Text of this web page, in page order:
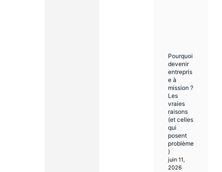
Pourquoi
devenir
entrepris
e à
mission ?
Les
vraies
raisons
(et celles
qui
posent
problème
)
juin 11,
2026